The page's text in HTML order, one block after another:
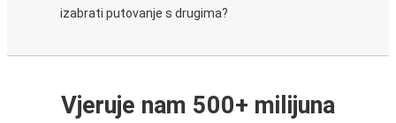
izabrati putovanje s drugima?
Vjeruje nam 500+ milijuna